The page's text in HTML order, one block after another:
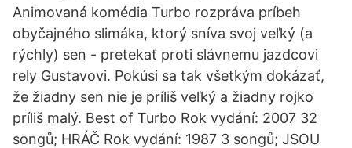
Animovaná komédia Turbo rozpráva príbeh
obyčajného slimáka, ktorý sníva svoj veľký (a
rýchly) sen - pretekať proti slávnemu jazdcovi
rely Gustavovi. Pokúsi sa tak všetkým dokázať,
že žiadny sen nie je príliš veľký a žiadny rojko
príliš malý. Best of Turbo Rok vydání: 2007 32
songů; HRÁČ Rok vydání: 1987 3 songů; JSOU